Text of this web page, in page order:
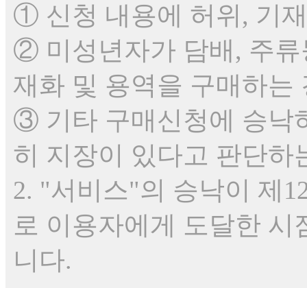
① 신청 내용에 허위, 기
② 미성년자가 담배, 주
재화 및 용역을 구매하는
③ 기타 구매신청에 승낙
히 지장이 있다고 판단하
2. "서비스"의 승낙이 제
로 이용자에게 도달한
니다.